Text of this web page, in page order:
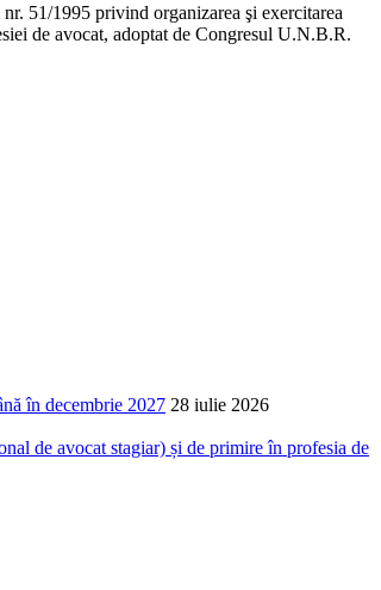
51/1995 privind organizarea şi exercitarea
de avocat, adoptat de Congresul U.N.B.R.
în decembrie 2027 28 iulie 2026
de avocat stagiar) și de primire în profesia de